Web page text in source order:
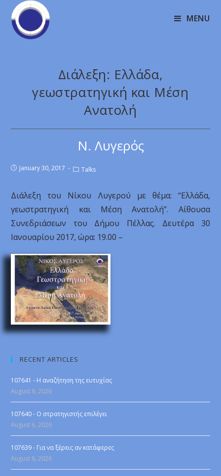
MENU
Διάλεξη: Ελλάδα,
γεωστρατηγική και Μέση
Ανατολή
Ν. Λυγερός
January 30, 2017 Talks
Διάλεξη του Νίκου Λυγερού με θέμα: “Ελλάδα,
γεωστρατηγική και Μέση Ανατολή”. Αίθουσα
Συνεδριάσεων του Δήμου Πέλλας. Δευτέρα 30
Ιανουαρίου 2017, ώρα: 19.00 –
RECENT ARTICLES
107641 - Η αναζήτηση της ευτυχίας
August 6, 2026
107640 - Ο στρατηγιστής επιλέγει
August 6, 2026
107639 - Για να ξέρεις αν κατάφερες
August 6, 2026